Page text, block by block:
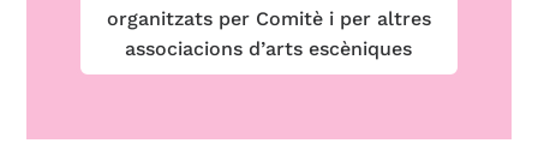
organitzats per Comitè i per altres
associacions d’arts escèniques